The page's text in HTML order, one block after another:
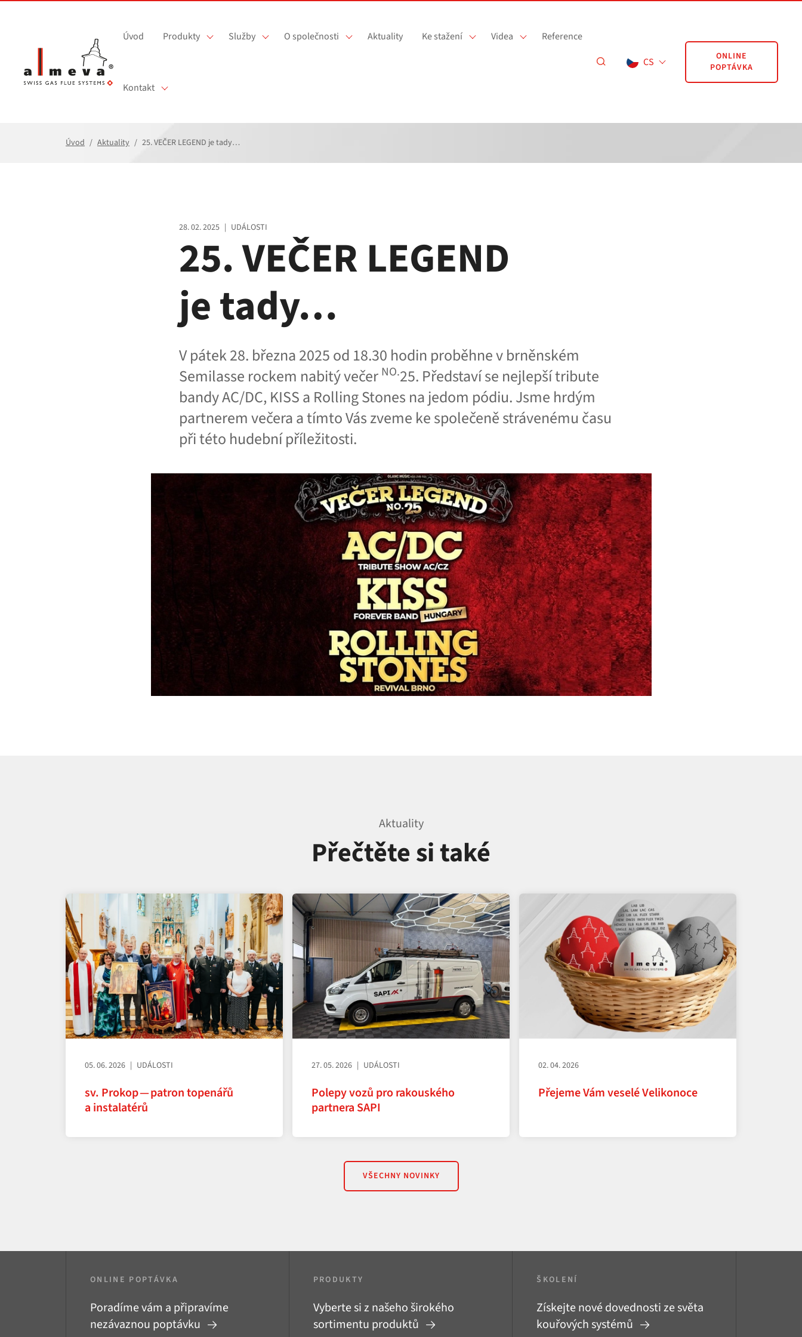
Úvod Produkty Služby O společnosti Aktuality Ke stažení Videa Reference
Kontakt
CS
ONLINE
POPTÁVKA
Úvod Aktuality 25. VEČER LEGEND je tady…
28. 02. 2025 | UDÁLOSTI
25. VEČER LEGEND
je tady…
V pátek 28. března 2025 od 18.30 hodin proběhne v brněnském
Semilasse rockem nabitý večer NO.25. Představí se nejlepší tribute
bandy AC/DC, KISS a Rolling Stones na jedom pódiu. Jsme hrdým
partnerem večera a tímto Vás zveme ke společeně strávenému času
při této hudební příležitosti.
Aktuality
Přečtěte si také
05. 06. 2026 UDÁLOSTI
sv. Prokop — patron topenářů
a instalatérů
27. 05. 2026 UDÁLOSTI
Polepy vozů pro rakouského
partnera SAPI
02. 04. 2026
Přejeme Vám veselé Velikonoce
VŠECHNY NOVINKY
ONLINE POPTÁVKA
Poradíme vám a připravíme
nezávaznou poptávku
PRODUKTY
Vyberte si z našeho širokého
sortimentu produktů
ŠKOLENÍ
Získejte nové dovednosti ze světa
kouřových systémů